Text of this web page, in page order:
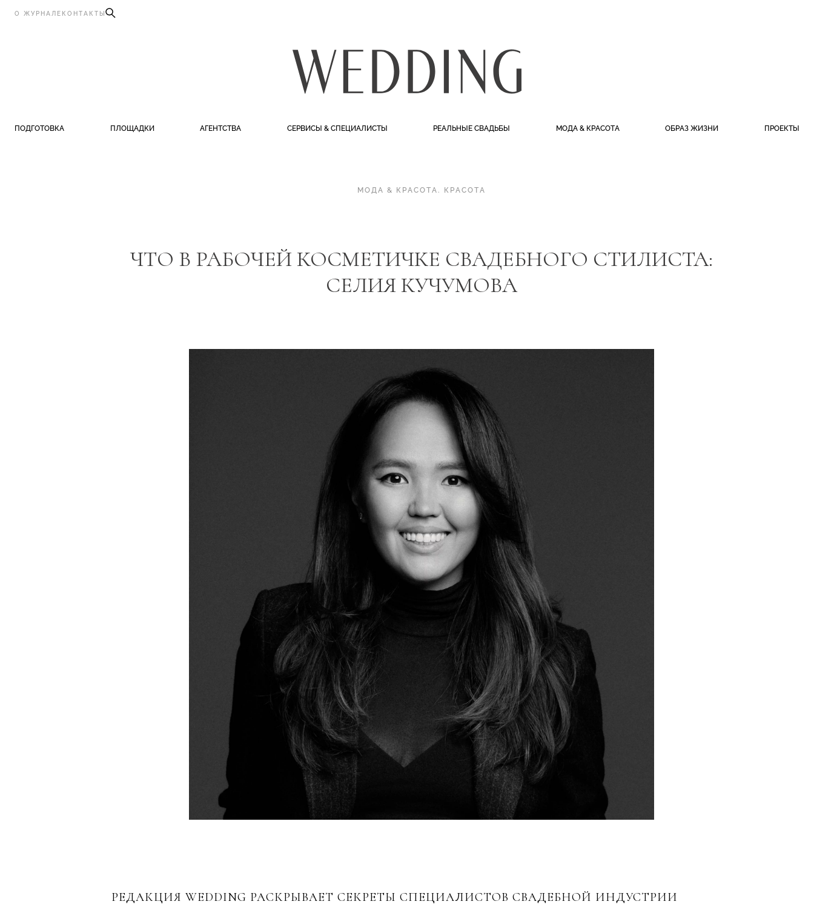
О ЖУРНАЛЕ КОНТАКТЫ
ПОДГОТОВКА ПЛОЩАДКИ АГЕНТСТВА СЕРВИСЫ & СПЕЦИАЛИСТЫ РЕАЛЬНЫЕ СВАДЬБЫ МОДА & КРАСОТА ОБРАЗ ЖИЗНИ ПРОЕКТЫ
МОДА & КРАСОТА. КРАСОТА
ЧТО В РАБОЧЕЙ КОСМЕТИЧКЕ СВАДЕБНОГО СТИЛИСТА:
СЕЛИЯ КУЧУМОВА
РЕДАКЦИЯ WEDDING РАСКРЫВАЕТ СЕКРЕТЫ СПЕЦИАЛИСТОВ СВАДЕБНОЙ ИНДУСТРИИ